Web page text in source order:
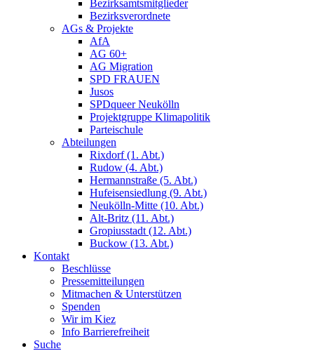
Bezirksamtsmitglieder
Bezirksverordnete
AGs & Projekte
AfA
AG 60+
AG Migration
SPD FRAUEN
Jusos
SPDqueer Neukölln
Projektgruppe Klimapolitik
Parteischule
Abteilungen
Rixdorf (1. Abt.)
Rudow (4. Abt.)
Hermannstraße (5. Abt.)
Hufeisensiedlung (9. Abt.)
Neukölln-Mitte (10. Abt.)
Alt-Britz (11. Abt.)
Gropiusstadt (12. Abt.)
Buckow (13. Abt.)
Kontakt
Beschlüsse
Pressemitteilungen
Mitmachen & Unterstützen
Spenden
Wir im Kiez
Info Barrierefreiheit
Suche